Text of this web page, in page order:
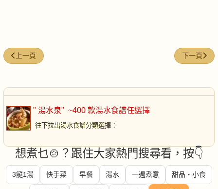
上一篇文章: 天真泥鰍湯
上一頁 下一篇文章
下一頁
" 湯水泉" ~400 款湯水食譜任選擇
往下拉出湯水食譜分類選擇 ：
想煮乜🍲？跟住大家熱門搜尋看，按👇
3餸1湯 快手菜 早餐 湯水 一週煮意 甜品・小食